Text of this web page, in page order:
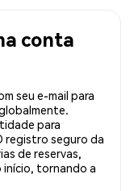
conta
seu e-mail para
para
registro seguro da
de reservas,
tornando a